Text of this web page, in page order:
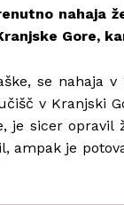
nahaja
Gore,
se nahaja
v Kranjski
je sicer
ampak je